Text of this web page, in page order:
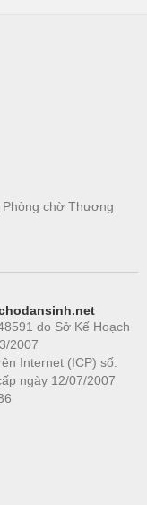
chờ Thương
do Sở Kế Hoạch
2007
Internet (ICP) số:
ngày 12/07/2007